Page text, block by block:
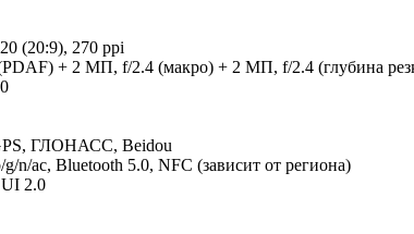
(20:9), 270 ppi
+ 2 МП, f/2.4 (макро) + 2 МП, f/2.4 (глубина
ГЛОНАСС, Beidou
n/ac, Bluetooth 5.0, NFC (зависит от региона)
2.0